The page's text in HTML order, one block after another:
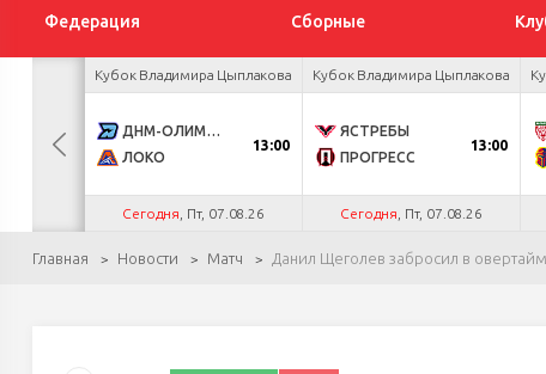
Федерация Сборные
Кубок Владимира Цыплакова
ДНМ-ОЛИМПИК
ЛОКО
13:00
Сегодня , Пт, 07.08.26
Кубок Владимира Цыплакова
ЯСТРЕБЫ
ПРОГРЕСС
13:00
Сегодня , Пт, 07.08.26
Главная Новости Матч Данил Щеголев забросил в